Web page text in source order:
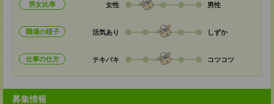
男女比率 女性 男性
職場の様子 活気あり しずか
仕事の仕方 テキパキ コツコツ
募集情報